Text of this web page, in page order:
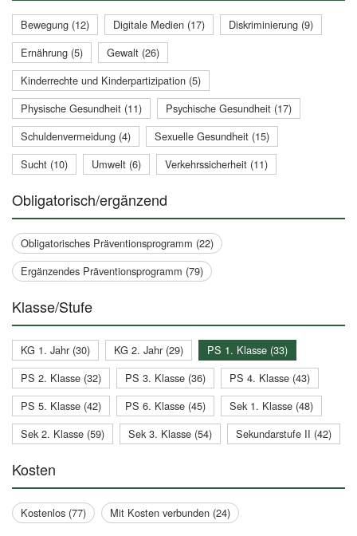
Bewegung (12) Digitale Medien (17)
Diskriminierung (9)
Ernährung (5)
Gewalt (26)
Kinderrechte und Kinderpartizipation (5)
Physische Gesundheit (11)
Psychische Gesundheit (17)
Schuldenvermeidung (4)
Sexuelle Gesundheit (15)
Sucht (10)
Umwelt (6) Verkehrssicherheit (11)
Obligatorisch/ergänzend
Obligatorisches Präventionsprogramm (22)
Ergänzendes Präventionsprogramm (79)
Klasse/Stufe
KG 1. Jahr (30) KG 2. Jahr (29)
PS 1. Klasse (33)
PS 2. Klasse (32)
PS 3. Klasse (36)
PS 4. Klasse (43)
PS 5. Klasse (42)
PS 6. Klasse (45)
Sek 1. Klasse (48)
Sek 2. Klasse (59)
Sek 3. Klasse (54) Sekundarstufe II (42)
Kosten
Kostenlos (77) Mit Kosten verbunden (24)